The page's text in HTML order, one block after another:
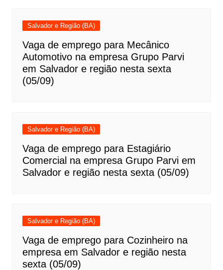
Salvador e Região (BA)
Vaga de emprego para Mecânico
Automotivo na empresa Grupo Parvi
em Salvador e região nesta sexta
(05/09)
Salvador e Região (BA)
Vaga de emprego para Estagiário
Comercial na empresa Grupo Parvi em
Salvador e região nesta sexta (05/09)
Salvador e Região (BA)
Vaga de emprego para Cozinheiro na
empresa em Salvador e região nesta
sexta (05/09)